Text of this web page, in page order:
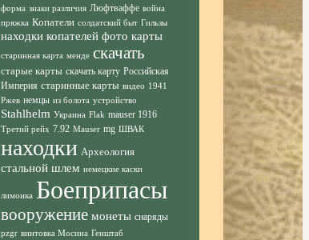
форма знаки различия Люфтваффе война
пряжка Копатели солдатский быт Гильзы
находки копателей фото карты
старинная карта менде скачать
старые карты скачать карту Российская
Империя старинные карты видео 1941
Ржев немцы из болота устройство
Stahlhelm Украина Flak mauser 1916
Третий рейх 7.92 Mauser mg ШВАК
находки Археология
стальной шлем немецкие каски
лимонка Боеприпасы
вооружение монеты снаряды
pzgr винтовка Мосина Генштаб